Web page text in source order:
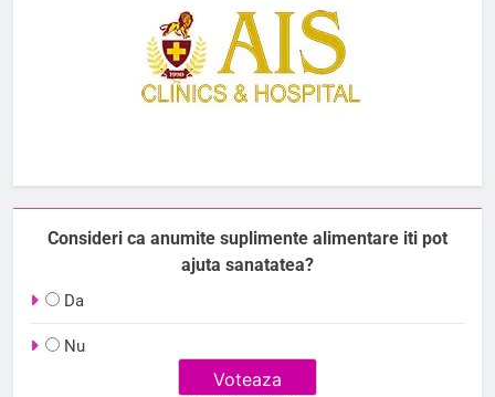
Consideri ca anumite suplimente alimentare iti pot
ajuta sanatatea?
Da
Nu